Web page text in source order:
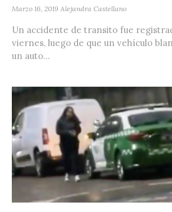
Marzo 16, 2019 Alejandra Castellano
Un accidente de transito fue
viernes, luego de que un vehículo
un auto...